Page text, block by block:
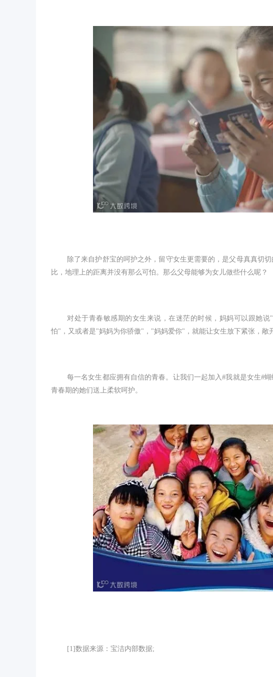
除了来自护舒宝的呵护之外，留守女生更需要的，是父母真真切
比，地理上的距离并没有那么可怕。那么父母能够为女儿做些什么呢？
对处于青春敏感期的女生来说，在迷茫的时候，妈妈可以跟她
怕"，又或者是"妈妈为你骄傲"，"妈妈爱你"，就能让女生放下紧张，敞
每一名女生都应拥有自信的青春。让我们一起加入#我就是女生#
青春期的她们送上柔软呵护。
[1]数据来源：宝洁内部数据;